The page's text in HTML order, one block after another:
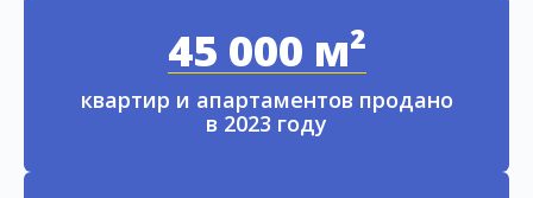
45 000 м²
квартир и апартаментов продано
в 2023 году